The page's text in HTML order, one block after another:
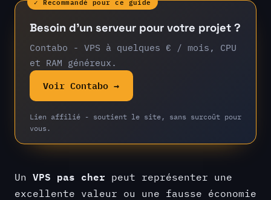
Besoin d’un serveur pour votre projet ?
Contabo - VPS à quelques € / mois, CPU
et RAM généreux.
Voir Contabo →
Lien affilié - soutient le site, sans surcoût pour
vous.
Un VPS pas cher peut représenter une
excellente valeur ou une fausse économie